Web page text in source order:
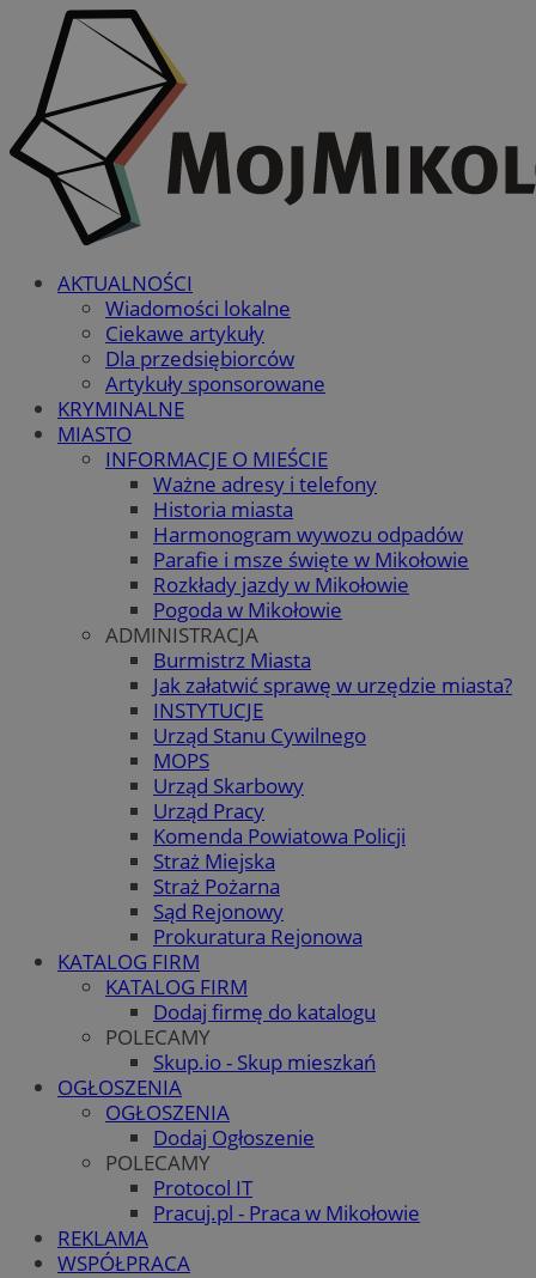
AKTUALNOŚCI
Wiadomości lokalne
Ciekawe artykuły
Dla przedsiębiorców
Artykuły sponsorowane
KRYMINALNE
MIASTO
INFORMACJE O MIEŚCIE
Ważne adresy i telefony
Historia miasta
Harmonogram wywozu odpadów
Parafie i msze święte w Mikołowie
Rozkłady jazdy w Mikołowie
Pogoda w Mikołowie
ADMINISTRACJA
Burmistrz Miasta
Jak załatwić sprawę w urzędzie miasta?
INSTYTUCJE
Urząd Stanu Cywilnego
MOPS
Urząd Skarbowy
Urząd Pracy
Komenda Powiatowa Policji
Straż Miejska
Straż Pożarna
Sąd Rejonowy
Prokuratura Rejonowa
KATALOG FIRM
KATALOG FIRM
Dodaj firmę do katalogu
POLECAMY
Skup.io - Skup mieszkań
OGŁOSZENIA
OGŁOSZENIA
Dodaj Ogłoszenie
POLECAMY
Protocol IT
Pracuj.pl - Praca w Mikołowie
REKLAMA
WSPÓŁPRACA